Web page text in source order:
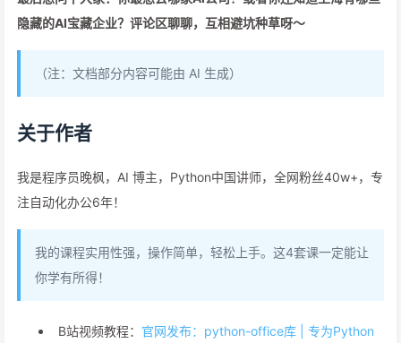
隐藏的AI宝藏企业？评论区聊聊，互相避坑种草呀～
（注：文档部分内容可能由 AI 生成）
关于作者
我是程序员晚枫，AI 博主，Python中国讲师，全网粉丝40w+，专
注自动化办公6年！
我的课程实用性强，操作简单，轻松上手。这4套课一定能让
你学有所得！
B站视频教程： 官网发布：python-office库 | 专为Python